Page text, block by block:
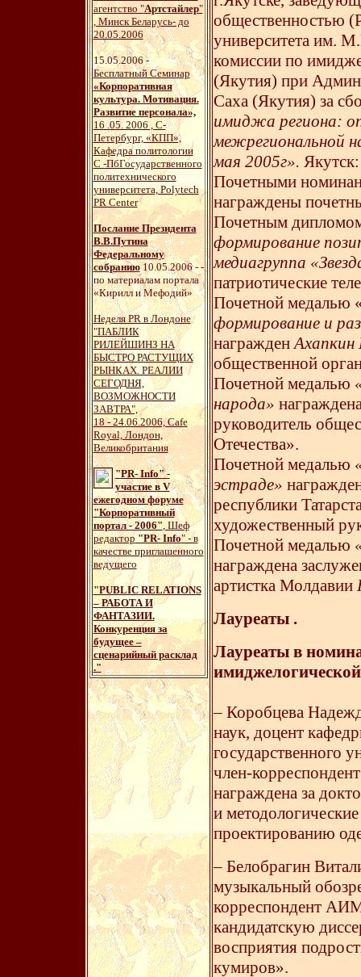
агентство "Артстайлер"
, Минск Беларусь- до
20.05.2006
15.05.2006 -
Бесплатный Семинар
«Корпоративная
культура. Мотивация.
Развитие персонала»,
16 .05. 2006 , С-
Петербург, «КПП»,
Кафедра политологии
С -ПбГосударственного
политехнического
университета, Polytech
PR Center
Послание Президента
В.В.Путина
Федеральному
собранию 10.05.2006 - -
по материалам портала
«Кирилл и Мефодий»
Неделя PR в Лондоне
"ПАБЛИК
РИЛЕЙШИНЗ НА
БЫСТРО РАСТУЩИХ
РЫНКАХ. РЕАЛИИ
СЕГОДНЯ,
ВОЗМОЖНОСТИ
ЗАВТРА",
18 - 24.06.2006, Cafe
Royal, Лондон,
Великобритания
"PR- Info" -
участие в V
ежегодном форуме
"Корпоративный
портал - 2006", Шеф
редактор"PR- Info" - в
качестве приглашенного
ведущего
"PUBLIC RELATIONS
– РАБОТА И
ФАНТАЗИИ.
Конкуренция за
будущее –
сценарийный расклад
."
общественностью
университета им.
комиссии по
(Якутия) при
Саха (Якутия) за
имиджа региона:
межрегиональной
мая 2005г».
Почетными
награждены
Почетным
формирование
медиагруппа
патриотические
Почетной медалью
формирование и
награжденАхапкин
общественной
Почетной медалью
народа»
руководитель
Отечества».
Почетной медалью
эстраде»
республики
художественный
Почетной медалью
награждена
артистка Молдавии
Лауреаты .
Лауреаты в
– Коробцева
наук, доцент
государственного
член-
награждена за
и
проектированию
– Белобрагин
музыкальный
корреспондент
кандидатскую
восприятия
кумиров».